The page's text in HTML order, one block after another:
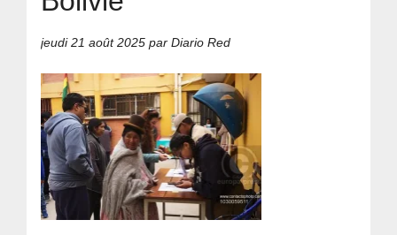
jeudi 21 août 2025 par Diario Red